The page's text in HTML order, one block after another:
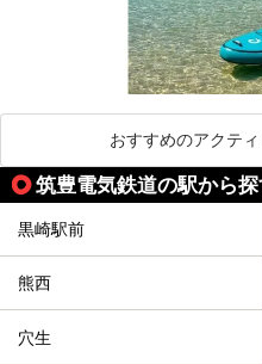
おすすめのアクテ
筑豊電気鉄道の駅から
黒崎駅前
熊西
穴生